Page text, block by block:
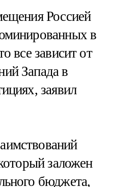
Россией
в
все зависит от
Запада в
заявил
заложен
бюджета,